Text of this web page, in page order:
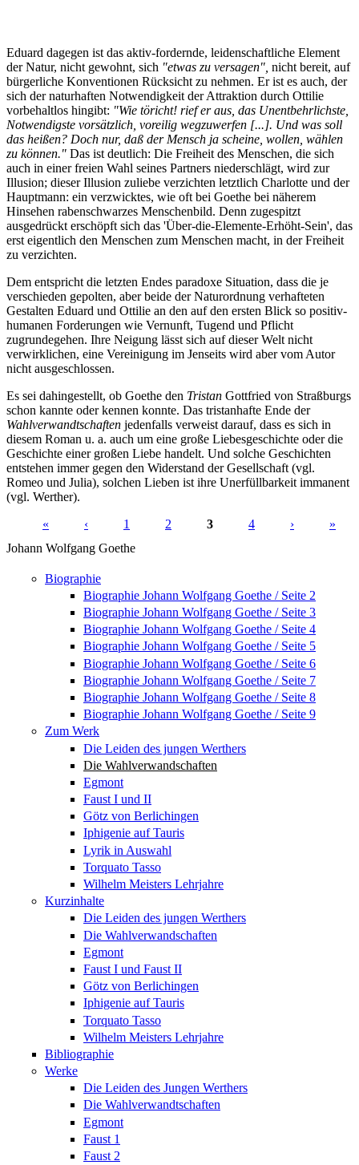
Eduard dagegen ist das aktiv-fordernde, leidenschaftliche Element
der Natur, nicht gewohnt, sich "etwas zu versagen", nicht bereit, auf
bürgerliche Konventionen Rücksicht zu nehmen. Er ist es auch, der
sich der naturhaften Notwendigkeit der Attraktion durch Ottilie
vorbehaltlos hingibt: "Wie töricht! rief er aus, das Unentbehrlichste,
Notwendigste vorsätzlich, voreilig wegzuwerfen [...]. Und was soll
das heißen? Doch nur, daß der Mensch ja scheine, wollen, wählen
zu können." Das ist deutlich: Die Freiheit des Menschen, die sich
auch in einer freien Wahl seines Partners niederschlägt, wird zur
Illusion; dieser Illusion zuliebe verzichten letztlich Charlotte und der
Hauptmann: ein verzwicktes, wie oft bei Goethe bei näherem
Hinsehen rabenschwarzes Menschenbild. Denn zugespitzt
ausgedrückt erschöpft sich das 'Über-die-Elemente-Erhöht-Sein', das
erst eigentlich den Menschen zum Menschen macht, in der Freiheit
zu verzichten.
Dem entspricht die letzten Endes paradoxe Situation, dass die je
verschieden gepolten, aber beide der Naturordnung verhafteten
Gestalten Eduard und Ottilie an den auf den ersten Blick so positiv-
humanen Forderungen wie Vernunft, Tugend und Pflicht
zugrundegehen. Ihre Neigung lässt sich auf dieser Welt nicht
verwirklichen, eine Vereinigung im Jenseits wird aber vom Autor
nicht ausgeschlossen.
Es sei dahingestellt, ob Goethe den Tristan Gottfried von Straßburgs
schon kannte oder kennen konnte. Das tristanhafte Ende der
Wahlverwandtschaften jedenfalls verweist darauf, dass es sich in
diesem Roman u. a. auch um eine große Liebesgeschichte oder die
Geschichte einer großen Liebe handelt. Und solche Geschichten
entstehen immer gegen den Widerstand der Gesellschaft (vgl.
Romeo und Julia), solchen Lieben ist ihre Unerfüllbarkeit immanent
(vgl. Werther).
Seiten
« ‹ 1 2 3 4 ›
»
Johann Wolfgang Goethe
Biographie
Biographie Johann Wolfgang Goethe / Seite 2
Biographie Johann Wolfgang Goethe / Seite 3
Biographie Johann Wolfgang Goethe / Seite 4
Biographie Johann Wolfgang Goethe / Seite 5
Biographie Johann Wolfgang Goethe / Seite 6
Biographie Johann Wolfgang Goethe / Seite 7
Biographie Johann Wolfgang Goethe / Seite 8
Biographie Johann Wolfgang Goethe / Seite 9
Zum Werk
Die Leiden des jungen Werthers
Die Wahlverwandschaften
Egmont
Faust I und II
Götz von Berlichingen
Iphigenie auf Tauris
Lyrik in Auswahl
Torquato Tasso
Wilhelm Meisters Lehrjahre
Kurzinhalte
Die Leiden des jungen Werthers
Die Wahlverwandschaften
Egmont
Faust I und Faust II
Götz von Berlichingen
Iphigenie auf Tauris
Torquato Tasso
Wilhelm Meisters Lehrjahre
Bibliographie
Werke
Die Leiden des Jungen Werthers
Die Wahlverwandtschaften
Egmont
Faust 1
Faust 2